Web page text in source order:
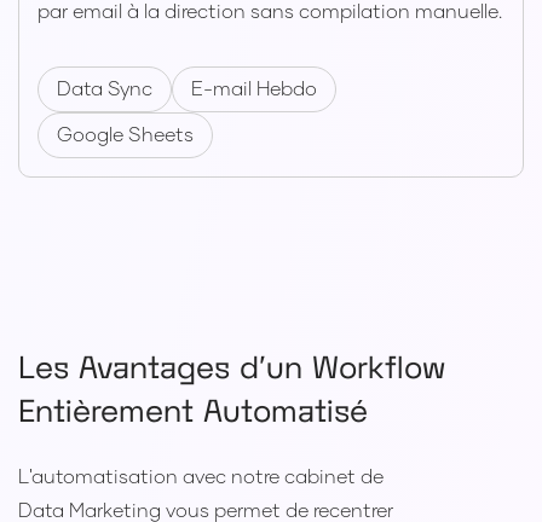
par email à la direction sans compilation manuelle.
Data Sync E-mail Hebdo
Google Sheets
Les Avantages d'un Workflow
Entièrement Automatisé
L'automatisation avec notre cabinet de
Data Marketing vous permet de recentrer